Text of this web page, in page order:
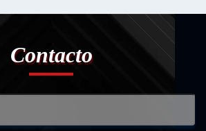
Contacto